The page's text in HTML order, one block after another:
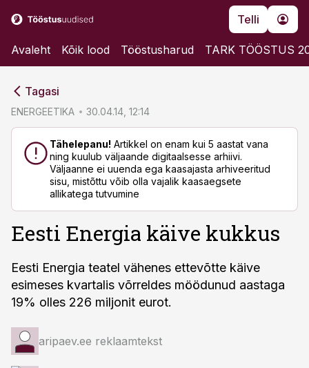
Telli
Avaleht Kõik lood Tööstusharud TARK TÖÖSTUS
Tagasi
ENERGEETIKA 30.04.14, 12:14
Tähelepanu! Artikkel on enam kui 5 aastat vana
ning kuulub väljaande digitaalsesse arhiivi.
Väljaanne ei uuenda ega kaasajasta arhiveeritud
sisu, mistõttu võib olla vajalik kaasaegsete
allikatega tutvumine
Eesti Energia käive kukkus
Eesti Energia teatel vähenes ettevõtte käive
esimeses kvartalis võrreldes möödunud aastaga
19% olles 226 miljonit eurot.
aripaev.ee reklaamtekst